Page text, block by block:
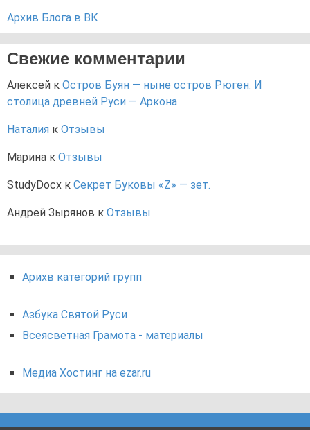
Архив Блога в ВК
Свежие комментарии
Алексей к Остров Буян — ныне остров Рюген. И
столица древней Руси — Аркона
Наталия к Отзывы
Марина к Отзывы
StudyDocx к Секрет Буковы «Z» — зет.
Андрей Зырянов к Отзывы
Арихв категорий групп
Азбука Святой Руси
Всеясветная Грамота - материалы
Медиа Хостинг на ezar.ru